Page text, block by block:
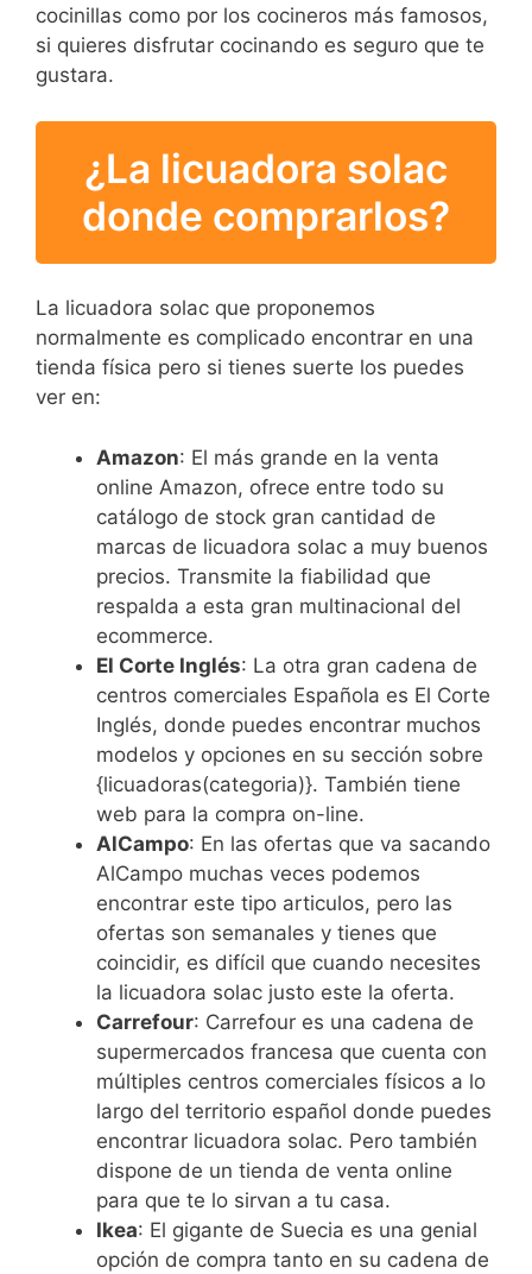
cocinillas como por los cocineros más famosos,
si quieres disfrutar cocinando es seguro que te
gustara.
¿La licuadora solac
donde comprarlos?
La licuadora solac que proponemos
normalmente es complicado encontrar en una
tienda física pero si tienes suerte los puedes
ver en:
Amazon: El más grande en la venta
online Amazon, ofrece entre todo su
catálogo de stock gran cantidad de
marcas de licuadora solac a muy buenos
precios. Transmite la fiabilidad que
respalda a esta gran multinacional del
ecommerce.
El Corte Inglés: La otra gran cadena de
centros comerciales Española es El Corte
Inglés, donde puedes encontrar muchos
modelos y opciones en su sección sobre
{licuadoras(categoria)}. También tiene
web para la compra on-line.
AlCampo: En las ofertas que va sacando
AlCampo muchas veces podemos
encontrar este tipo articulos, pero las
ofertas son semanales y tienes que
coincidir, es difícil que cuando necesites
la licuadora solac justo este la oferta.
Carrefour: Carrefour es una cadena de
supermercados francesa que cuenta con
múltiples centros comerciales físicos a lo
largo del territorio español donde puedes
encontrar licuadora solac. Pero también
dispone de un tienda de venta online
para que te lo sirvan a tu casa.
Ikea: El gigante de Suecia es una genial
opción de compra tanto en su cadena de